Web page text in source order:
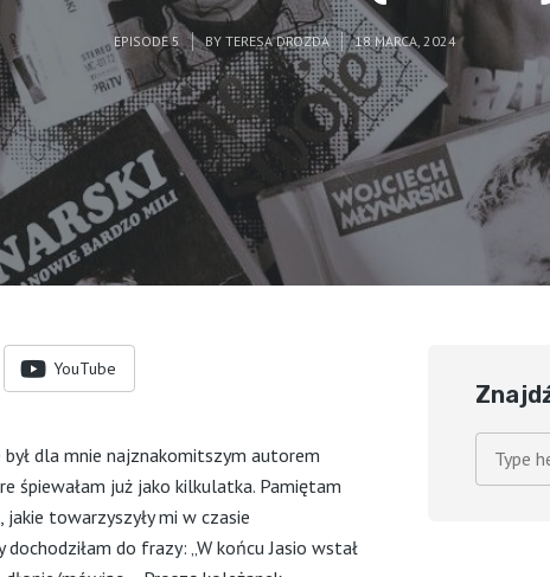
EPISODE 5 BY TERESA DROZDA 18 MARCA, 2024
YouTube
był dla mnie najznakomitszym autorem
śpiewałam już jako kilkulatka. Pamiętam
towarzyszyły mi w czasie
dochodziłam do frazy: „W końcu Jasio wstał